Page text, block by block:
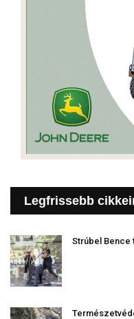
Legfrissebb
Strúbel Bence